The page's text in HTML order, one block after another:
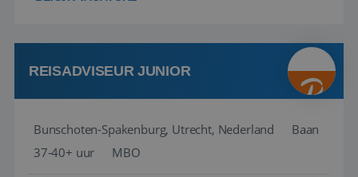
klanten te overtuigen om die droomreis te
boeken! ...
REISADVISEUR JUNIOR
Bunschoten-Spakenburg, Utrecht, Nederland
Baan
37-40+ uur
MBO